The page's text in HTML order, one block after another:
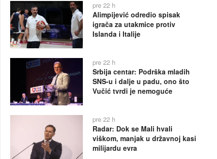
pre 22 h
Alimpijević odredio spisak
igrača za utakmice protiv
Islanda i Italije
pre 22 h
Srbija centar: Podrška mladih
SNS-u i dalje u padu, ono što
Vučić tvrdi je nemoguće
pre 22 h
Radar: Dok se Mali hvali
viškom, manjak u državnoj kasi
milijardu evra